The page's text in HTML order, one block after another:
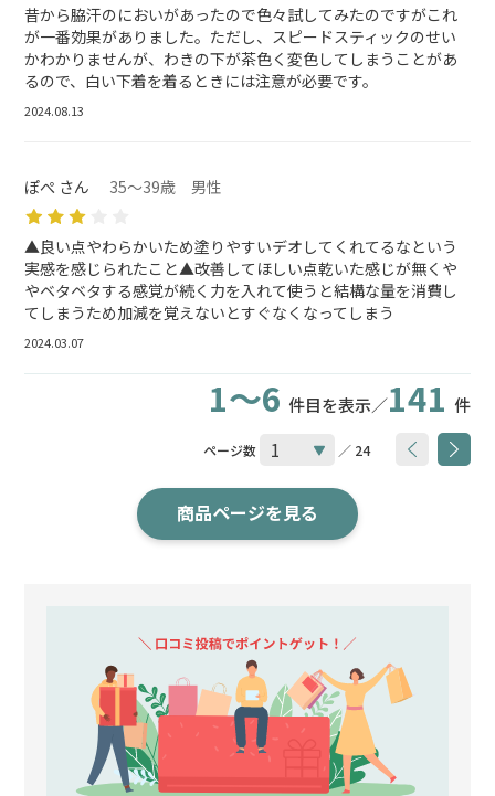
昔から脇汗のにおいがあったので色々試してみたのですがこれ
が一番効果がありました。ただし、スピードスティックのせい
かわかりませんが、わきの下が茶色く変色してしまうことがあ
るので、白い下着を着るときには注意が必要です。
2024.08.13
ぽぺ さん 35～39歳 男性
▲良い点やわらかいため塗りやすいデオしてくれてるなという
実感を感じられたこと▲改善してほしい点乾いた感じが無くや
やベタベタする感覚が続く力を入れて使うと結構な量を消費し
てしまうため加減を覚えないとすぐなくなってしまう
2024.03.07
1～6 件目を表示／141 件
ページ数 ／ 24
商品ページを見る